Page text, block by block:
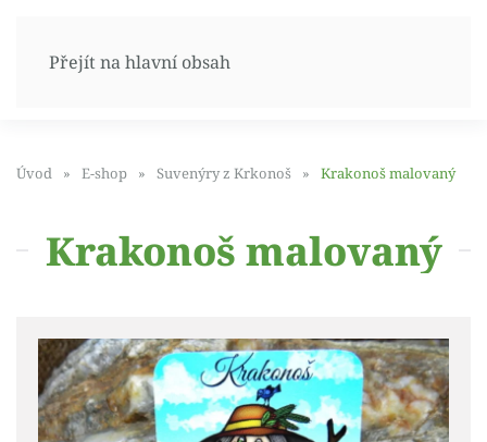
Přejít na hlavní obsah
Úvod E-shop Suvenýry z Krkonoš Krakonoš malovaný
Krakonoš malovaný